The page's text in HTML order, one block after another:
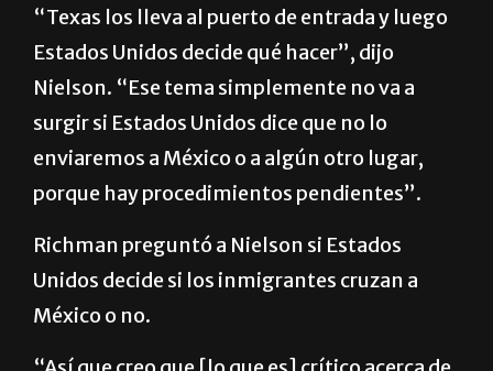
Dijo que Texas no deportará a nadie.
“Texas los lleva al puerto de entrada y luego
Estados Unidos decide qué hacer”, dijo
Nielson. “Ese tema simplemente no va a
surgir si Estados Unidos dice que no lo
enviaremos a México o a algún otro lugar,
porque hay procedimientos pendientes”.
Richman preguntó a Nielson si Estados